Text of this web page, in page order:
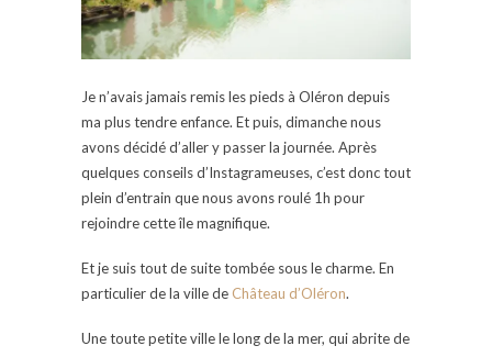
Je n’avais jamais remis les pieds à Oléron depuis
ma plus tendre enfance. Et puis, dimanche nous
avons décidé d’aller y passer la journée. Après
quelques conseils d’Instagrameuses, c’est donc tout
plein d’entrain que nous avons roulé 1h pour
rejoindre cette île magnifique.
Et je suis tout de suite tombée sous le charme. En
particulier de la ville de Château d’Oléron.
Une toute petite ville le long de la mer, qui abrite de